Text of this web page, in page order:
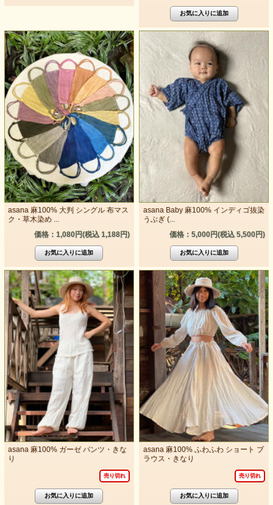
asana 麻100% 大判 シングル 布マス
ク・草木染め ...
価格：1,080円(税込 1,188円)
asana Baby 麻100% インディゴ抜染
うぶぎ (...
価格：5,000円(税込 5,500円)
asana 麻100% ガーゼ パンツ・きな
り
売り切れ
asana 麻100% ふわふわ ショート ブ
ラウス・きなり
売り切れ